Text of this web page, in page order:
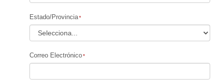
Estado/Provincia
Correo Electrónico